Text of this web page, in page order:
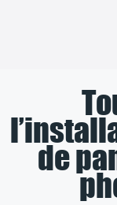
de